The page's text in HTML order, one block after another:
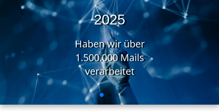
2025
Haben wir über
1.500.000 Mails
verarbeitet